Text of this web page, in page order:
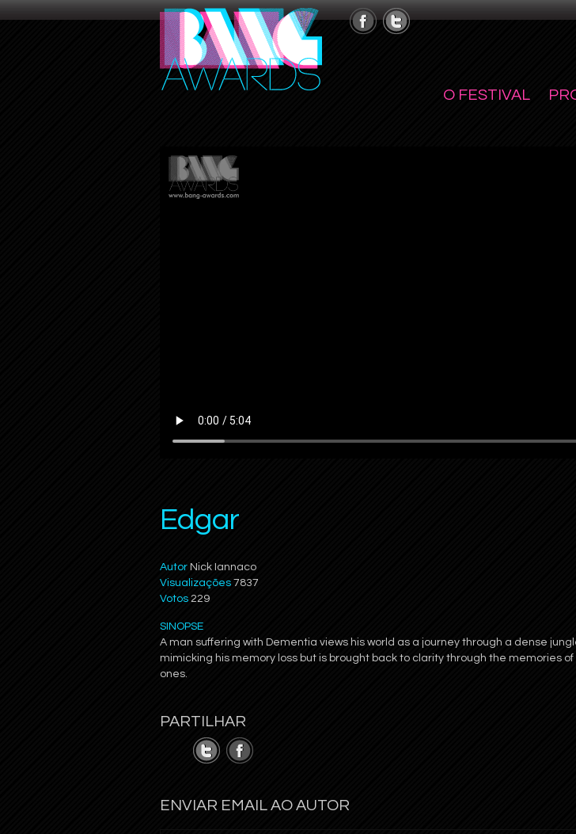
O FESTIVAL
Edgar
Autor Nick Iannaco
Visualizações 7837
Votos 229
SINOPSE
A man suffering with Dementia views his world as a journey through a dense
mimicking his memory loss but is brought back to clarity through the memories of
ones.
PARTILHAR
ENVIAR EMAIL AO AUTOR